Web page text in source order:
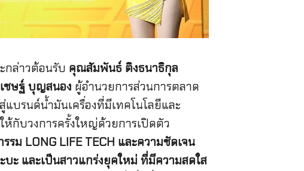
กล่าวต้อนรับ คุณสัมพันธ์ ติงธนาธิกุล
ชษฐ์ บุญสนอง ผู้อํานวยการส่วนการตลาด
บรนด์น้ำมันเครื่องที่มีเทคโนโลยีและ
ห้กับวงการครั้งใหญ่ด้วยการเปิดตัว
ม LONG LIFE TECH และความชัดเจน
บะ และเป็นสาวแกร่งยุคใหม่ ที่มีความสดใส